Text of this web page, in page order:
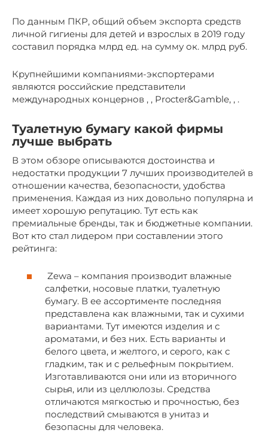
По данным ПКР, общий объем экспорта средств
личной гигиены для детей и взрослых в 2019 году
составил порядка млрд ед. на сумму ок. млрд руб.
Крупнейшими компаниями-экспортерами
являются российские представители
международных концернов , , Procter&Gamble, , .
Туалетную бумагу какой фирмы
лучше выбрать
В этом обзоре описываются достоинства и
недостатки продукции 7 лучших производителей в
отношении качества, безопасности, удобства
применения. Каждая из них довольно популярна и
имеет хорошую репутацию. Тут есть как
премиальные бренды, так и бюджетные компании.
Вот кто стал лидером при составлении этого
рейтинга:
Zewa – компания производит влажные
салфетки, носовые платки, туалетную
бумагу. В ее ассортименте последняя
представлена как влажными, так и сухими
вариантами. Тут имеются изделия и с
ароматами, и без них. Есть варианты и
белого цвета, и желтого, и серого, как с
гладким, так и с рельефным покрытием.
Изготавливаются они или из вторичного
сырья, или из целлюлозы. Средства
отличаются мягкостью и прочностью, без
последствий смываются в унитаз и
безопасны для человека.